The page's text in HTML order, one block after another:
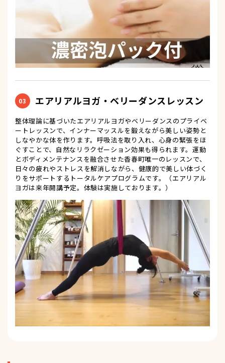
03 エアリアルヨガ・ベリーダンスレッスン
整体理論に基づいたエアリアルヨガやベリーダンスのプライベ
ートレッスンで、インナーマッスルを鍛えながら美しい姿勢と
しなやかな体を作ります。呼吸法を取り入れ、心身の緊張をほ
ぐすことで、自然なリラクゼーション効果も得られます。運動
とボディメンテナンスを融合させた香春町唯一のレッスンで、
日々の疲れやストレスを解消しながら、健康的で美しい体づく
りをサポートするトータルケアプログラムです。（エアリアル
ヨガは来年開講予定。体験は実施しております。）